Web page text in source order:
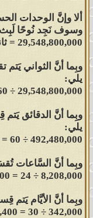
ألا وإنَّ الوحدات
وسوف نَجِد نُوحًا
29,548,800,000 = ثانية.
وبِما أنَّ الثواني
يلي:
29,548,800,000 ÷ 60 = 492,480,000 دقيقة.
وبِما أنَّ الدقائق
يلي:
492,480,000 ÷ 60 = 8,208,000 ساعة.
وبِما أنَّ السَّاعات تُقسَم على 24 لتكوين
8,208,000 ÷ 24 = 342,000 يومًا.
وبِما أنَّ الأيَّام يَتم
342,000 ÷ 30 = 11,400 شهرًا.